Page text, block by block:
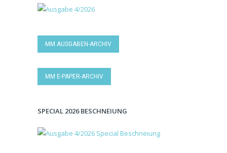
MM AUSGABEN-ARCHIV
MM E-PAPER-ARCHIV
SPECIAL 2026 BESCHNEIUNG